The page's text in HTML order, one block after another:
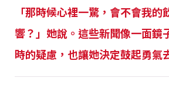
「那時候心裡一驚，會不會我的
響？」她說。這些新聞像一面鏡
時的疑慮，也讓她決定鼓起勇氣